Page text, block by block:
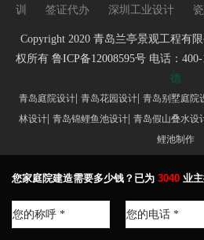
训
签证代办 深圳工业设计
Copyright 2020 青岛兰亭景观工程有
权所有 鲁ICP备12008595号 电话：400-
德
青岛庭院设计 青岛花园设计 青岛别墅庭院
林设计 青岛锦鲤鱼池设计 青岛假山叠水设
鲤池制作
您家庭院建造需要多少钱？已为 3040 业